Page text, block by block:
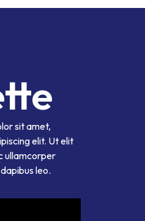
sit amet,
elit. Ut elit
ullamcorper
leo.